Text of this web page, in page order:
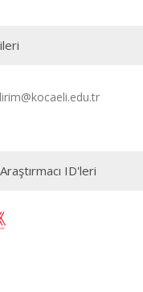
ID'leri